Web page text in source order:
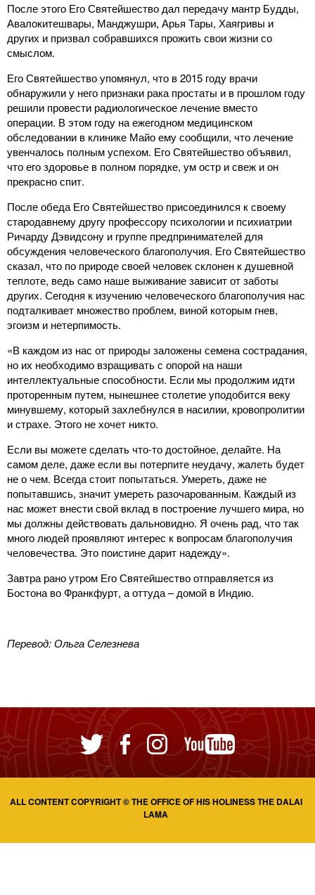
После этого Его Святейшество дал передачу мантр Будды,
Авалокитешвары, Манджушри, Арья Тары, Хаягривы и
других и призвал собравшихся прожить свои жизни со
смыслом.
Его Святейшество упомянул, что в 2015 году врачи
обнаружили у него признаки рака простаты и в прошлом году
решили провести радиологическое лечение вместо
операции. В этом году на ежегодном медицинском
обследовании в клинике Майо ему сообщили, что лечение
увенчалось полным успехом. Его Святейшество объявил,
что его здоровье в полном порядке, ум остр и свеж и он
прекрасно спит.
После обеда Его Святейшество присоединился к своему
стародавнему другу профессору психологии и психиатрии
Ричарду Дэвидсону и группе предпринимателей для
обсуждения человеческого благополучия. Его Святейшество
сказал, что по природе своей человек склонен к душевной
теплоте, ведь само наше выживание зависит от заботы
других. Сегодня к изучению человеческого благополучия нас
подталкивает множество проблем, виной которым гнев,
эгоизм и нетерпимость.
«В каждом из нас от природы заложены семена сострадания,
но их необходимо взращивать с опорой на наши
интеллектуальные способности. Если мы продолжим идти
проторенным путем, нынешнее столетие уподобится веку
минувшему, который захлебнулся в насилии, кровопролитии
и страхе. Этого не хочет никто.
Если вы можете сделать что-то достойное, делайте. На
самом деле, даже если вы потерпите неудачу, жалеть будет
не о чем. Всегда стоит попытаться. Умереть, даже не
попытавшись, значит умереть разочарованным. Каждый из
нас может внести свой вклад в построение лучшего мира, но
мы должны действовать дальновидно. Я очень рад, что так
много людей проявляют интерес к вопросам благополучия
человечества. Это поистине дарит надежду».
Завтра рано утром Его Святейшество отправляется из
Бостона во Франкфурт, а оттуда – домой в Индию.
Перевод: Ольга Селезнева
ALL CONTENT COPYRIGHT © THE OFFICE OF HIS HOLINESS THE DALAI
LAMA